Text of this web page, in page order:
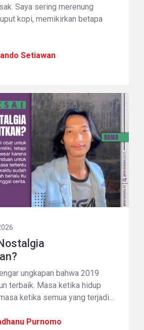
Saya sering merenung
kopi, memikirkan betapa
Setiawan
ungkapan bahwa 2019
terbaik. Masa ketika hidup
ketika semua yang terjadi...
Purnomo